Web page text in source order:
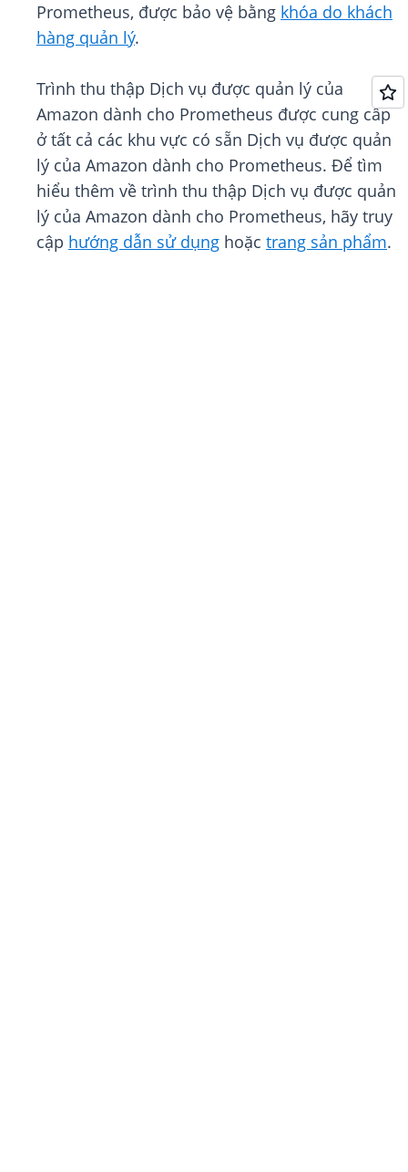
Prometheus, được bảo vệ bằng khóa do khách
hàng quản lý.
Trình thu thập Dịch vụ được quản lý của
Amazon dành cho Prometheus được cung cấp
ở tất cả các khu vực có sẵn Dịch vụ được quản
lý của Amazon dành cho Prometheus. Để tìm
hiểu thêm về trình thu thập Dịch vụ được quản
lý của Amazon dành cho Prometheus, hãy truy
cập hướng dẫn sử dụng hoặc trang sản phẩm.